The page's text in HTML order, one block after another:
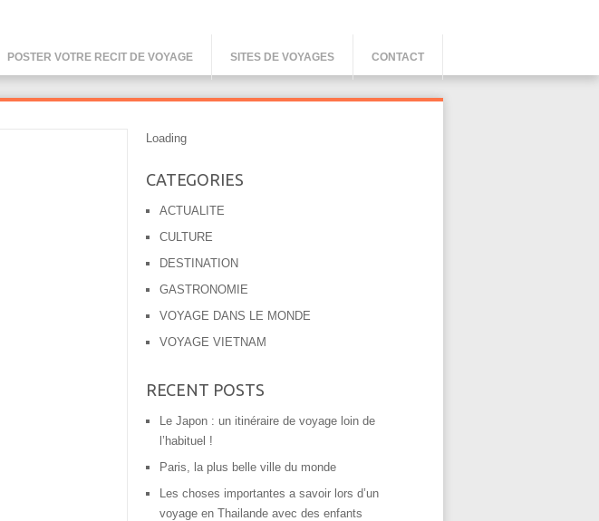
POSTER VOTRE RECIT DE VOYAGE SITES DE VOYAGES CONTACT
Loading
CATEGORIES
ACTUALITE
CULTURE
DESTINATION
GASTRONOMIE
VOYAGE DANS LE MONDE
VOYAGE VIETNAM
RECENT POSTS
Le Japon : un itinéraire de voyage loin de
l’habituel !
Paris, la plus belle ville du monde
Les choses importantes a savoir lors d’un
voyage en Thailande avec des enfants